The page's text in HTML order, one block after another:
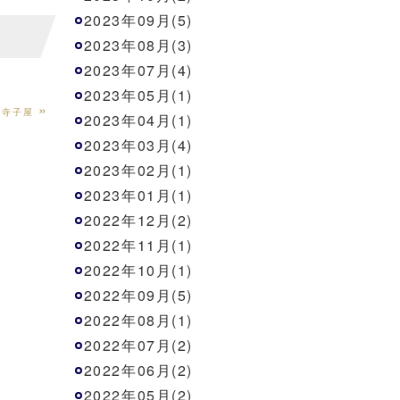
子屋 »
2023年09月(5)
2023年08月(3)
2023年07月(4)
2023年05月(1)
2023年04月(1)
2023年03月(4)
2023年02月(1)
2023年01月(1)
2022年12月(2)
2022年11月(1)
2022年10月(1)
2022年09月(5)
2022年08月(1)
2022年07月(2)
2022年06月(2)
2022年05月(2)